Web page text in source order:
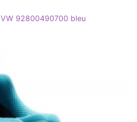
92800490700 bleu